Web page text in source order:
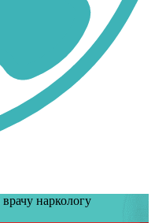
наркологу